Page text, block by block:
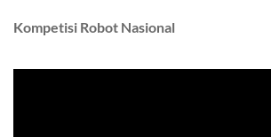
Kompetisi Robot Nasional